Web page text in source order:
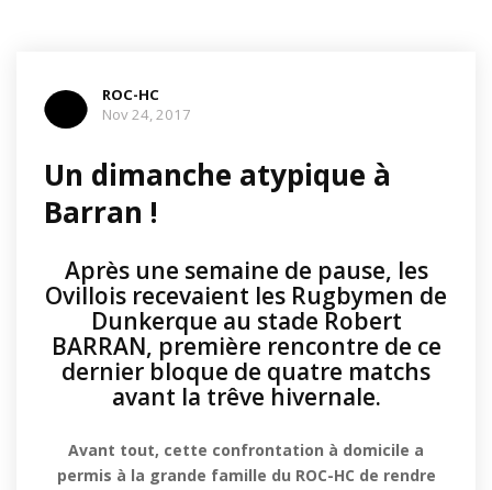
ROC-HC
Nov 24, 2017
Un dimanche atypique à
Barran !
Après une semaine de pause, les
Ovillois recevaient les Rugbymen de
Dunkerque au stade Robert
BARRAN, première rencontre de ce
dernier bloque de quatre matchs
avant la trêve hivernale.
Avant tout, cette confrontation à domicile a
permis à la grande famille du ROC-HC de rendre